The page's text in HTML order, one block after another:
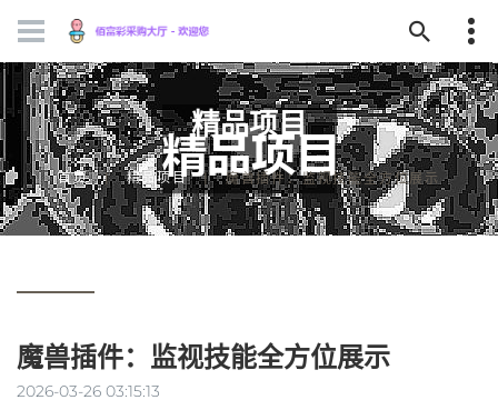
精品项目
首页 精品项目 魔兽插件：监视技能全方位展示
魔兽插件：监视技能全方位展示
2026-03-26 03:15:13